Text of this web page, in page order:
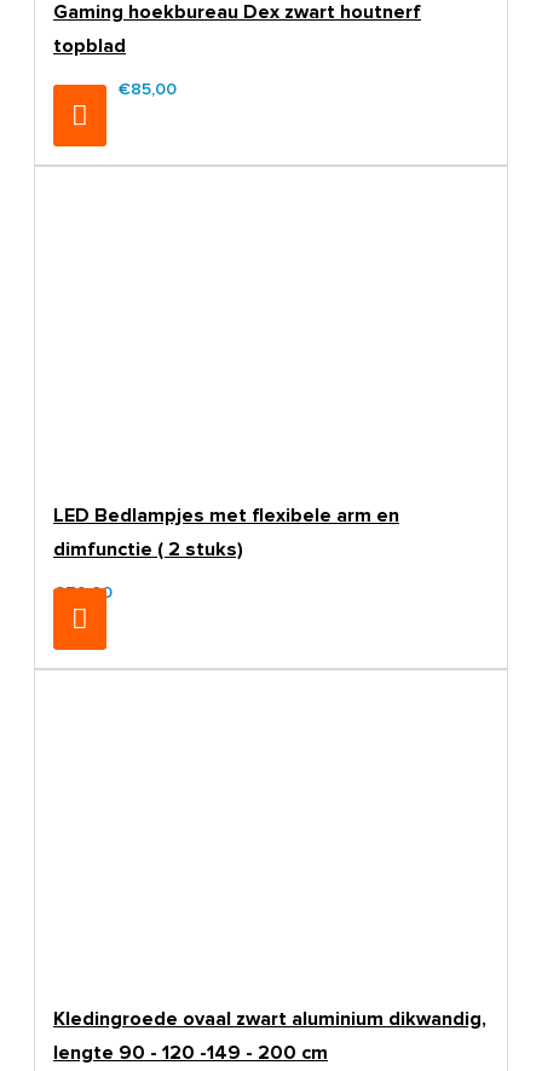
Gaming hoekbureau Dex zwart houtnerf
topblad
€99,00 €85,00
LED Bedlampjes met flexibele arm en
dimfunctie ( 2 stuks)
€79,00
Kledingroede ovaal zwart aluminium dikwandig,
lengte 90 - 120 -149 - 200 cm